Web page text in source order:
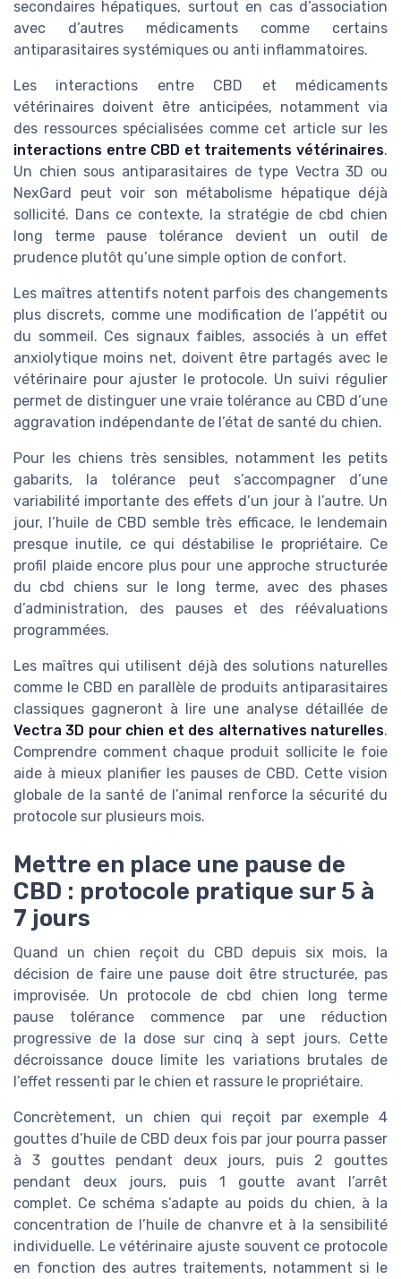
secondaires hépatiques, surtout en cas d’association
avec d’autres médicaments comme certains
antiparasitaires systémiques ou anti inflammatoires.
Les interactions entre CBD et médicaments
vétérinaires doivent être anticipées, notamment via
des ressources spécialisées comme cet article sur les
interactions entre CBD et traitements vétérinaires.
Un chien sous antiparasitaires de type Vectra 3D ou
NexGard peut voir son métabolisme hépatique déjà
sollicité. Dans ce contexte, la stratégie de cbd chien
long terme pause tolérance devient un outil de
prudence plutôt qu’une simple option de confort.
Les maîtres attentifs notent parfois des changements
plus discrets, comme une modification de l’appétit ou
du sommeil. Ces signaux faibles, associés à un effet
anxiolytique moins net, doivent être partagés avec le
vétérinaire pour ajuster le protocole. Un suivi régulier
permet de distinguer une vraie tolérance au CBD d’une
aggravation indépendante de l’état de santé du chien.
Pour les chiens très sensibles, notamment les petits
gabarits, la tolérance peut s’accompagner d’une
variabilité importante des effets d’un jour à l’autre. Un
jour, l’huile de CBD semble très efficace, le lendemain
presque inutile, ce qui déstabilise le propriétaire. Ce
profil plaide encore plus pour une approche structurée
du cbd chiens sur le long terme, avec des phases
d’administration, des pauses et des réévaluations
programmées.
Les maîtres qui utilisent déjà des solutions naturelles
comme le CBD en parallèle de produits antiparasitaires
classiques gagneront à lire une analyse détaillée de
Vectra 3D pour chien et des alternatives naturelles.
Comprendre comment chaque produit sollicite le foie
aide à mieux planifier les pauses de CBD. Cette vision
globale de la santé de l’animal renforce la sécurité du
protocole sur plusieurs mois.
Mettre en place une pause de
CBD : protocole pratique sur 5 à
7 jours
Quand un chien reçoit du CBD depuis six mois, la
décision de faire une pause doit être structurée, pas
improvisée. Un protocole de cbd chien long terme
pause tolérance commence par une réduction
progressive de la dose sur cinq à sept jours. Cette
décroissance douce limite les variations brutales de
l’effet ressenti par le chien et rassure le propriétaire.
Concrètement, un chien qui reçoit par exemple 4
gouttes d’huile de CBD deux fois par jour pourra passer
à 3 gouttes pendant deux jours, puis 2 gouttes
pendant deux jours, puis 1 goutte avant l’arrêt
complet. Ce schéma s’adapte au poids du chien, à la
concentration de l’huile de chanvre et à la sensibilité
individuelle. Le vétérinaire ajuste souvent ce protocole
en fonction des autres traitements, notamment si le